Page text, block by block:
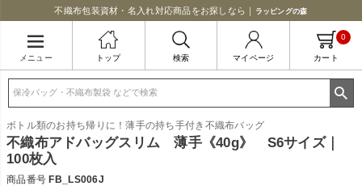
不織布包装資材・名入れ対応商品をお探しなら｜ ラッピングの森
メニュー トップ 検索 マイページ カート
0
ボトル類のお持ち帰りに！薄手の持ち手付き不織布バッグ
不織布アドバッグスリム 薄手《40g》 S6サイズ｜
100枚入
商品番号 FB_LS006J